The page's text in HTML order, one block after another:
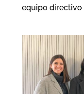
equipo directivo